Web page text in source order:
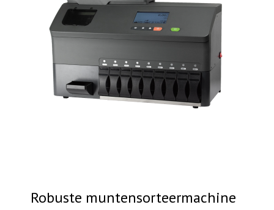
Robuste muntensorteermachine